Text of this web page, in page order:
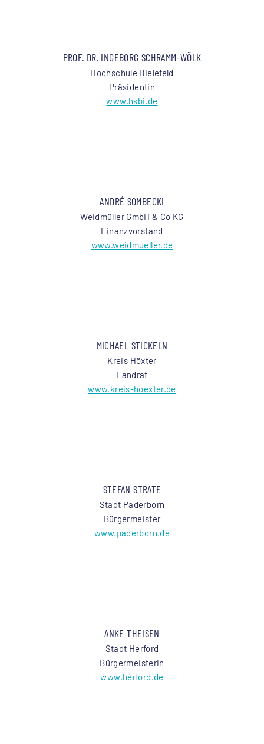
PROF. DR. INGEBORG SCHRAMM-WÖLK
Hochschule Bielefeld
Präsidentin
www.hsbi.de
ANDRÉ SOMBECKI
Weidmüller GmbH & Co KG
Finanzvorstand
www.weidmueller.de
MICHAEL STICKELN
Kreis Höxter
Landrat
www.kreis-hoexter.de
STEFAN STRATE
Stadt Paderborn
Bürgermeister
www.paderborn.de
ANKE THEISEN
Stadt Herford
Bürgermeisterin
www.herford.de